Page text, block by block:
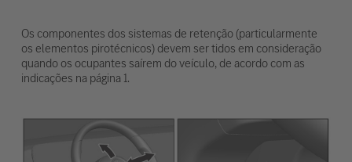
Os componentes dos sistemas de retenção (particularmente
os elementos pirotécnicos) devem ser tidos em consideração
quando os ocupantes saírem do veículo, de acordo com as
indicações na página 1.